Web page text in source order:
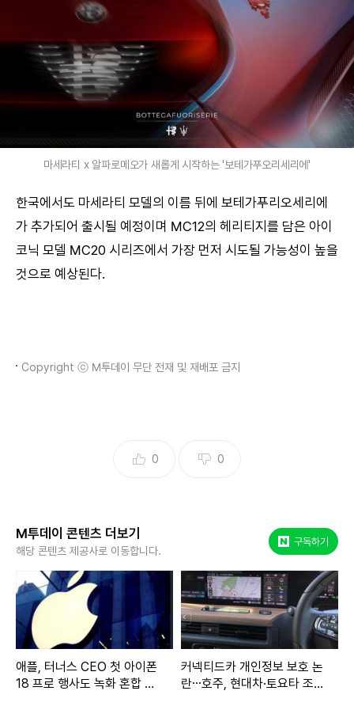
마세라티 x 알파로메오가 새롭게 시작하는 '보테가푸오리세리에'
한국에서도 마세라티 모델의 이름 뒤에 보테가푸리오세리에
가 추가되어 출시될 예정이며 MC12의 헤리티지를 담은 아이
코닉 모델 MC20 시리즈에서 가장 먼저 시도될 가능성이 높을
것으로 예상된다.
Copyright ⓒ M투데이 무단 전재 및 재배포 금지
0 0
M투데이 콘텐츠 더보기
해당 콘텐츠 제공사로 이동합니다.
구독하기
애플, 터너스 CEO 첫 아이폰
18 프로 행사도 녹화 혼합 방
커넥티드카 개인정보 보호 논
란⋯호주, 현대차·토요타 조사